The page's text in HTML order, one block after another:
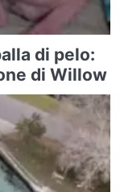
di pelo:
di Willow